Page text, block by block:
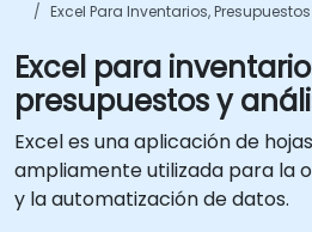
Excel Para Inventarios,
Excel para
presupuestos y
Excel es una aplicación de
ampliamente utilizada para la
y la automatización de datos.